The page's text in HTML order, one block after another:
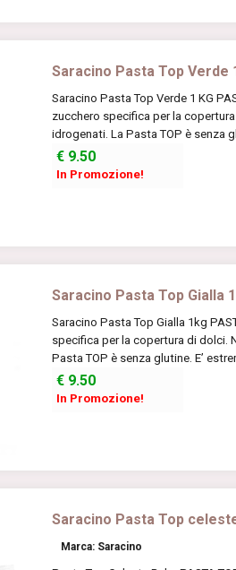
Saracino Pasta Top Verde
Saracino Pasta Top Verde 1 KG
zucchero specifica per la
idrogenati. La Pasta TOP è senza
€ 9.50
In Promozione!
Saracino Pasta Top Gialla
Saracino Pasta Top Gialla 1kg
specifica per la copertura di dolci.
Pasta TOP è senza glutine. E’
€ 9.50
In Promozione!
Saracino Pasta Top
Marca: Saracino